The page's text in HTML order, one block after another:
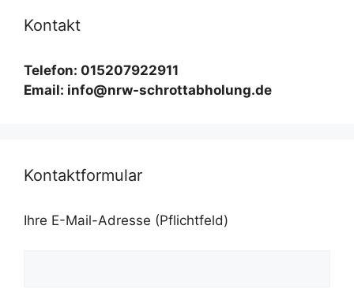
Kontakt
Telefon: 015207922911
Email: info@nrw-schrottabholung.de
Kontaktformular
Ihre E-Mail-Adresse (Pflichtfeld)